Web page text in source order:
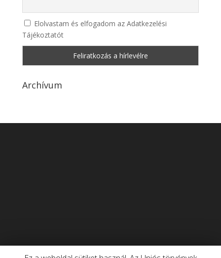
Elolvastam és elfogadom az Adatkezelési
Tájékoztatót
Archívum